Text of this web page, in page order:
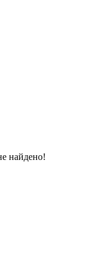
найдено!